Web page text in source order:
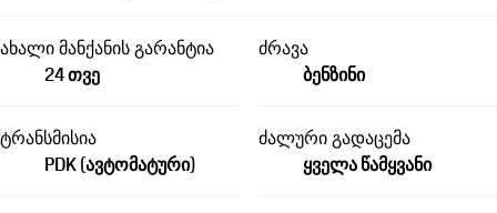
ახალი მანქანის გარანტია
24 თვე
ძრავა
ბენზინი
ტრანსმისია
PDK (ავტომატური)
ძალური გადაცემა
ყველა წამყვანი